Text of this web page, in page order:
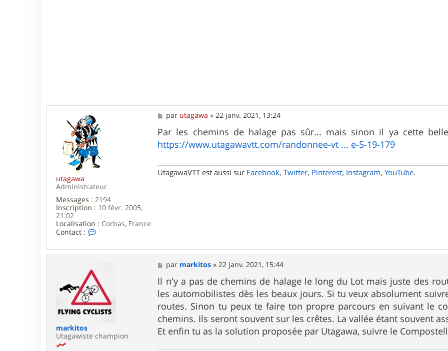
utagawa
Administrateur
Messages : 2194
Inscription : 10 févr. 2005,
21:02
Localisation : Corbas, France
Contact :
n
t
t
e
r
u
t
a
M
e
s
s
a
g
par utagawa »22 janv. 2021, 13:24
Par les chemins de halage pas sûr... mais sinon il ya cette
https://www.utagawavtt.com/randonnee-vt ... e-5-19-179
UtagawaVTT est aussi sur Facebook,Twitter, Pinterest, Instagram,YouTube.
markitos
Utagawiste champion
M
e
s
s
a
g
e
par markitos »22 janv. 2021, 15:44
Il n'y a pas de chemins de halage le long du Lot mais juste des
les automobilistes dès les beaux jours. Si tu veux absolument
routes. Sinon tu peux te faire ton propre parcours en suivant le
chemins. Ils seront souvent sur les crêtes. La vallée étant souvent
Et enfin tu as la solution proposée par Utagawa, suivre le